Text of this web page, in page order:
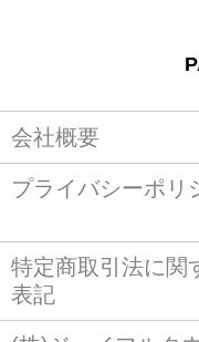
会社概要
プライバシーポリ
特定商取引法に関
表記